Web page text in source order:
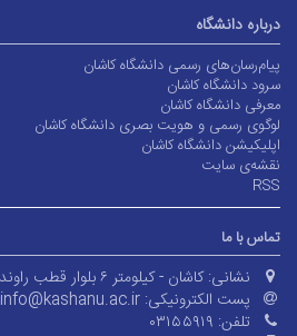
درباره دانشگاه
پیام‌رسان‌های رسمی دانشگاه کاشان
سرود دانشگاه کاشان
معرفی دانشگاه کاشان
لوگوی رسمی و هویت بصری دانشگاه کاشان
اپلیکیشن دانشگاه کاشان
نقشه‌ی سایت
RSS
تماس با ما
نشانی: کاشان - کیلومتر ۶ بلوار قطب راوندی
پست الکترونیکی: info@kashanu.ac.ir
تلفن: ۰۳۱۵۵۹۱۹